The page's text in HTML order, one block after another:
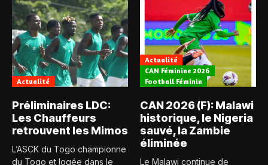
Actualité
Préliminaires LDC:
Les Chauffeurs
retrouvent les Mimos
L’ASCK du Togo championne
du Togo et logée dans le
Actualité
CAN Féminine 2026
Football Féminin
CAN 2026 (F): Malawi
historique, le Nigeria
sauvé, la Zambie
éliminée
Le Malawi continue de